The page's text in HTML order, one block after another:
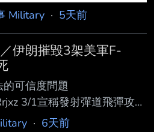
Military · 5天前
伊朗摧毀3架美軍F-
可信度問題
3/1宣稱發射彈道飛彈攻擊
· 6天前